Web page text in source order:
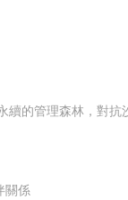
的管理森林，對
關係